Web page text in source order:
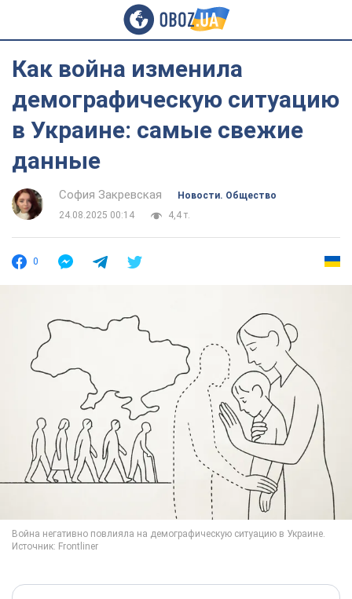
Как война изменила
демографическую ситуацию
в Украине: самые свежие
данные
София Закревская
Новости. Общество
24.08.2025 00:14
4,4 т.
0